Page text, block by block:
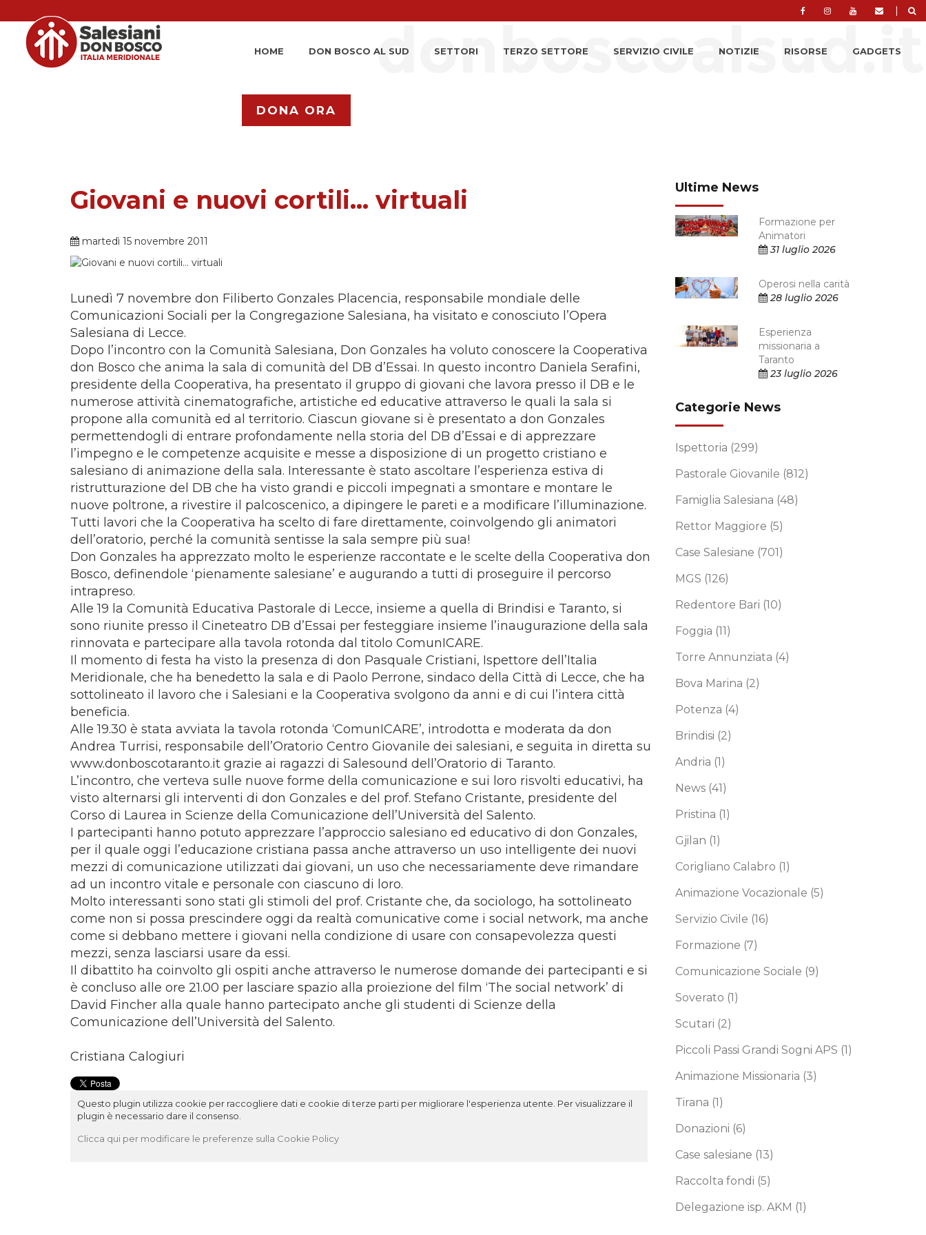
|
HOME DON BOSCO AL SUD SETTORI TERZO SETTORE SERVIZIO CIVILE NOTIZIE RISORSE GADGETS
DONA ORA
Giovani e nuovi cortili... virtuali
martedì 15 novembre 2011
Lunedì 7 novembre don Filiberto Gonzales Placencia, responsabile mondiale delle
Comunicazioni Sociali per la Congregazione Salesiana, ha visitato e conosciuto l’Opera
Salesiana di Lecce.
Dopo l’incontro con la Comunità Salesiana, Don Gonzales ha voluto conoscere la Cooperativa
don Bosco che anima la sala di comunità del DB d’Essai. In questo incontro Daniela Serafini,
presidente della Cooperativa, ha presentato il gruppo di giovani che lavora presso il DB e le
numerose attività cinematografiche, artistiche ed educative attraverso le quali la sala si
propone alla comunità ed al territorio. Ciascun giovane si è presentato a don Gonzales
permettendogli di entrare profondamente nella storia del DB d’Essai e di apprezzare
l’impegno e le competenze acquisite e messe a disposizione di un progetto cristiano e
salesiano di animazione della sala. Interessante è stato ascoltare l’esperienza estiva di
ristrutturazione del DB che ha visto grandi e piccoli impegnati a smontare e montare le
nuove poltrone, a rivestire il palcoscenico, a dipingere le pareti e a modificare l’illuminazione.
Tutti lavori che la Cooperativa ha scelto di fare direttamente, coinvolgendo gli animatori
dell’oratorio, perché la comunità sentisse la sala sempre più sua!
Don Gonzales ha apprezzato molto le esperienze raccontate e le scelte della Cooperativa don
Bosco, definendole ‘pienamente salesiane’ e augurando a tutti di proseguire il percorso
intrapreso.
Alle 19 la Comunità Educativa Pastorale di Lecce, insieme a quella di Brindisi e Taranto, si
sono riunite presso il Cineteatro DB d’Essai per festeggiare insieme l’inaugurazione della sala
rinnovata e partecipare alla tavola rotonda dal titolo ComunICARE.
Il momento di festa ha visto la presenza di don Pasquale Cristiani, Ispettore dell’Italia
Meridionale, che ha benedetto la sala e di Paolo Perrone, sindaco della Città di Lecce, che ha
sottolineato il lavoro che i Salesiani e la Cooperativa svolgono da anni e di cui l’intera città
beneficia.
Alle 19.30 è stata avviata la tavola rotonda ‘ComunICARE’, introdotta e moderata da don
Andrea Turrisi, responsabile dell’Oratorio Centro Giovanile dei salesiani, e seguita in diretta su
www.donboscotaranto.it grazie ai ragazzi di Salesound dell’Oratorio di Taranto.
L’incontro, che verteva sulle nuove forme della comunicazione e sui loro risvolti educativi, ha
visto alternarsi gli interventi di don Gonzales e del prof. Stefano Cristante, presidente del
Corso di Laurea in Scienze della Comunicazione dell’Università del Salento.
I partecipanti hanno potuto apprezzare l’approccio salesiano ed educativo di don Gonzales,
per il quale oggi l’educazione cristiana passa anche attraverso un uso intelligente dei nuovi
mezzi di comunicazione utilizzati dai giovani, un uso che necessariamente deve rimandare
ad un incontro vitale e personale con ciascuno di loro.
Molto interessanti sono stati gli stimoli del prof. Cristante che, da sociologo, ha sottolineato
come non si possa prescindere oggi da realtà comunicative come i social network, ma anche
come si debbano mettere i giovani nella condizione di usare con consapevolezza questi
mezzi, senza lasciarsi usare da essi.
Il dibattito ha coinvolto gli ospiti anche attraverso le numerose domande dei partecipanti e si
è concluso alle ore 21.00 per lasciare spazio alla proiezione del film ‘The social network’ di
David Fincher alla quale hanno partecipato anche gli studenti di Scienze della
Comunicazione dell’Università del Salento.
Cristiana Calogiuri
Questo plugin utilizza cookie per raccogliere dati e cookie di terze parti per migliorare l'esperienza utente. Per visualizzare il
plugin è necessario dare il consenso.
Clicca qui per modificare le preferenze sulla Cookie Policy
Ultime News
Formazione per
Animatori
31 luglio 2026
Operosi nella carità
28 luglio 2026
Esperienza
missionaria a
Taranto
23 luglio 2026
Categorie News
Ispettoria (299)
Pastorale Giovanile (812)
Famiglia Salesiana (48)
Rettor Maggiore (5)
Case Salesiane (701)
MGS (126)
Redentore Bari (10)
Foggia (11)
Torre Annunziata (4)
Bova Marina (2)
Potenza (4)
Brindisi (2)
Andria (1)
News (41)
Pristina (1)
Gjilan (1)
Corigliano Calabro (1)
Animazione Vocazionale (5)
Servizio Civile (16)
Formazione (7)
Comunicazione Sociale (9)
Soverato (1)
Scutari (2)
Piccoli Passi Grandi Sogni APS (1)
Animazione Missionaria (3)
Tirana (1)
Donazioni (6)
Case salesiane (13)
Raccolta fondi (5)
Delegazione isp. AKM (1)